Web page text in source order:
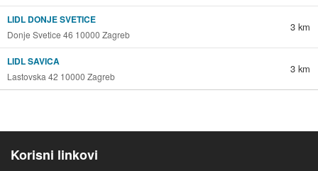
LIDL DONJE SVETICE
Donje Svetice 46 10000 Zagreb
3 km
LIDL SAVICA
Lastovska 42 10000 Zagreb
3 km
Korisni linkovi